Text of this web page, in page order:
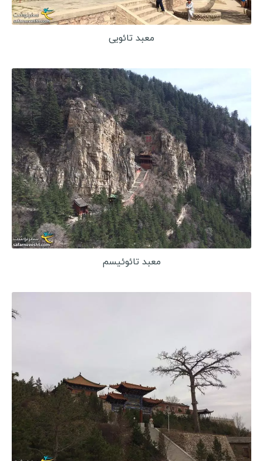
آفریقای جنوبی
تانزانیا
تونس
معبد تائویی
معبد تائوئیسم